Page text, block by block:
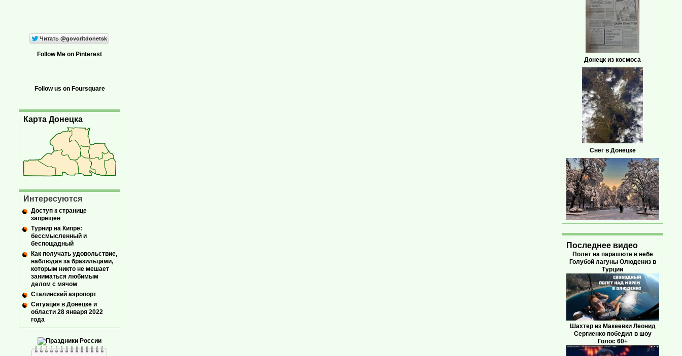
Follow Me on Pinterest
Follow us on Foursquare
Карта Донецка
Интересуются
Доступ к странице
запрещён
Турнир на Кипре:
бессмысленный и
беспощадный
Как получать удовольствие,
наблюдая за бразильцами,
которым никто не мешает
заниматься любимым
делом с мячом
Сталинский аэропорт
Ситуация в Донецке и
области 28 января 2022
года
Донецк из космоса
Снег в Донецке
Последнее видео
Полет на парашюте в небе
Голубой лагуны Олюдениз в
Турции
Шахтер из Макеевки Леонид
Сергиенко победил в шоу
Голос 60+